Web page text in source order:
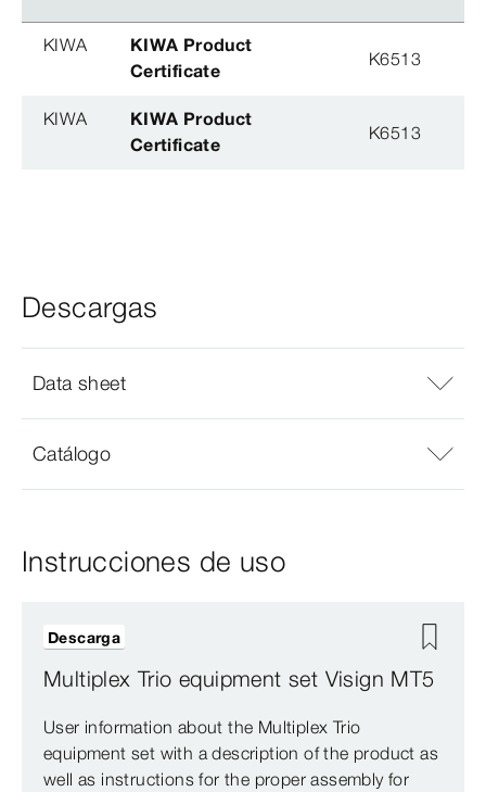
KIWA
KIWA Product
Certificate
K6513
KIWA
KIWA Product
Certificate
K6513
Descargas
Data sheet
Catálogo
Instrucciones de uso
Multiplex Trio equipment set Visign MT5
User information about the Multiplex Trio
equipment set with a description of the product as
well as instructions for the proper assembly for
Descarga